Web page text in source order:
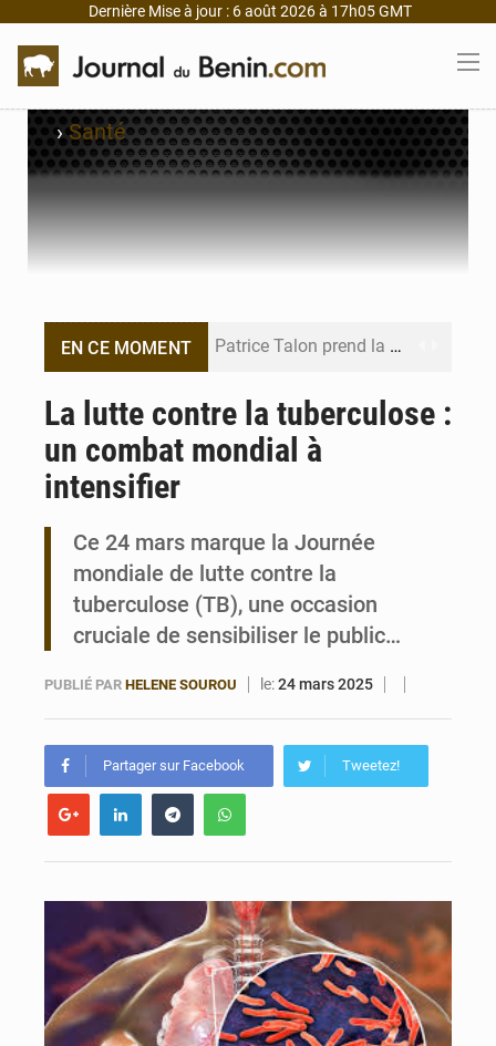
Dernière Mise à jour : 6 août 2026 à 17h05 GMT
›Santé
EN CE MOMENT Patrice Talon prend la tête du premier bureau du Sénat du Bénin
Bénin : Djogbénou inspecte le chantier du siège de l’Assemblée
La lutte contre la tuberculose :
un combat mondial à
intensifier
Ce 24 mars marque la Journée
mondiale de lutte contre la
tuberculose (TB), une occasion
cruciale de sensibiliser le public…
PUBLIÉ PAR HELENE SOUROU le:24 mars 2025
Partager sur Facebook Tweetez!